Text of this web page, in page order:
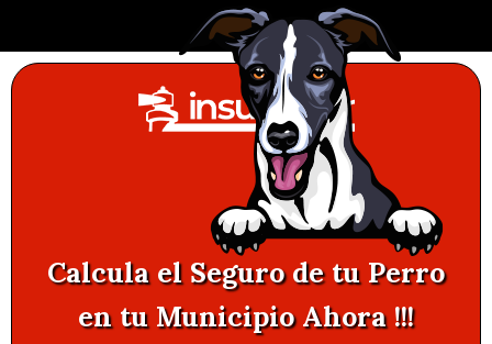
Calcula el Seguro de tu Perro
en tu Municipio Ahora !!!